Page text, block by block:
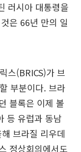
러시아 대통령을
은 66년 만의 일
스(BRICS)가 브
부분이다. 브라
블록은 이제 볼
등 유럽과 동남
브라질 리우데
정상회의에서도